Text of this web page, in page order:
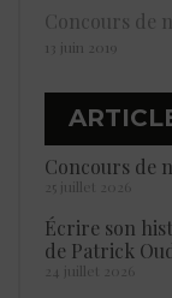
Concours de
13 juin 2019
Concours de
25 juillet 2026
Écrire son
de Patrick
24 juillet 2026